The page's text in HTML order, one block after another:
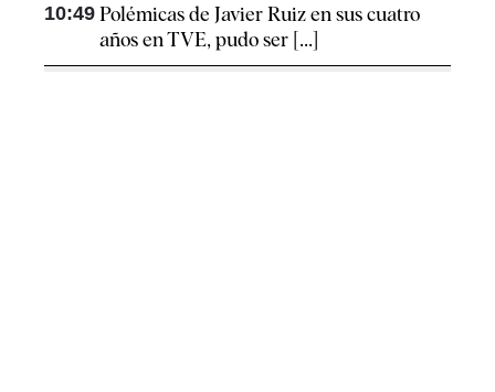
10:49 Polémicas de Javier Ruiz en sus cuatro
años en TVE, pudo ser [...]